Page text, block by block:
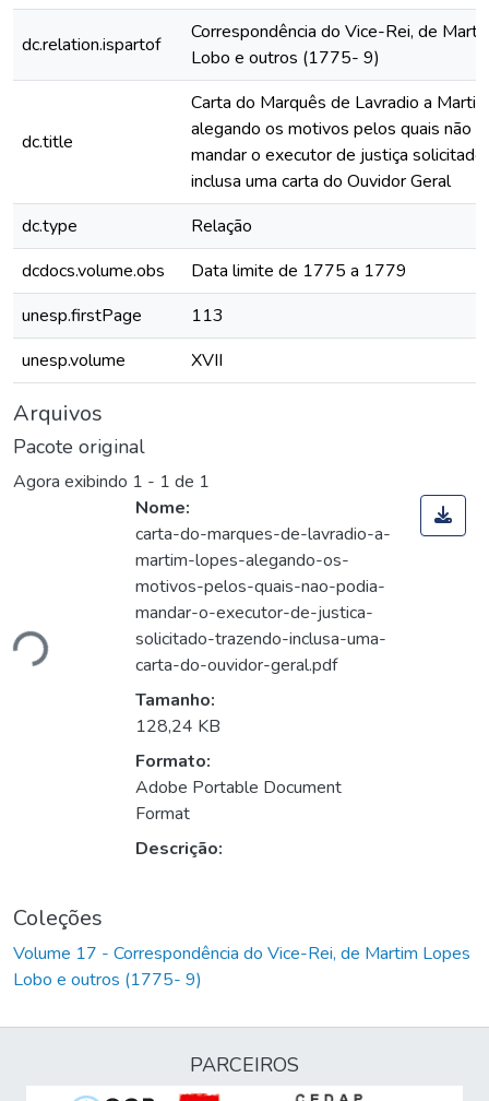
dc.relation.ispartof
Correspondência do Vice-Rei, de
Lobo e outros (1775- 9)
dc.title
Carta do Marquês de Lavradio a
alegando os motivos pelos quais não
mandar o executor de justiça
inclusa uma carta do Ouvidor Geral
dc.type
Relação
dcdocs.volume.obs
Data limite de 1775 a 1779
unesp.firstPage
113
unesp.volume
XVII
Arquivos
Pacote original
Agora exibindo 1 - 1 de 1
Nome:
carta-do-marques-de-lavradio-a-
martim-lopes-alegando-os-
motivos-pelos-quais-nao-podia-
mandar-o-executor-de-justica-
solicitado-trazendo-inclusa-uma-
carta-do-ouvidor-geral.pdf
Tamanho:
128,24 KB
Formato:
Adobe Portable Document
Format
Descrição:
Coleções
Volume 17 - Correspondência do Vice-Rei, de Martim Lopes
Lobo e outros (1775- 9)
PARCEIROS